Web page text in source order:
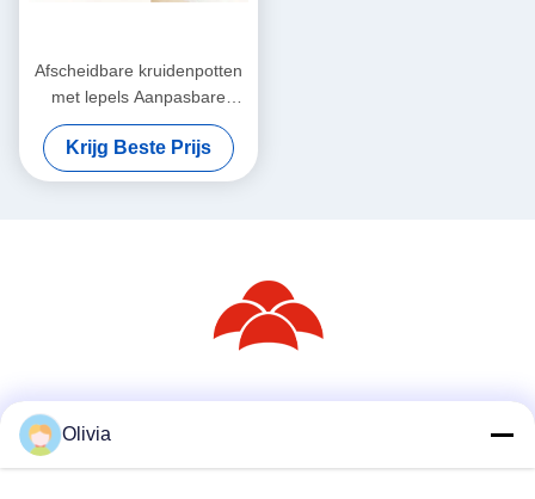
Afscheidbare kruidenpotten
met lepels Aanpasbare
kruidenpotten
Krijg Beste Prijs
Olivia